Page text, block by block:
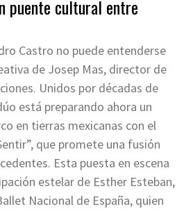
puente cultural entre
Castro no puede entenderse
de Josep Mas, director de
Unidos por décadas de
está preparando ahora un
en tierras mexicanas con el
que promete una fusión
Esta puesta en escena
estelar de Esther Esteban,
Nacional de España, quien